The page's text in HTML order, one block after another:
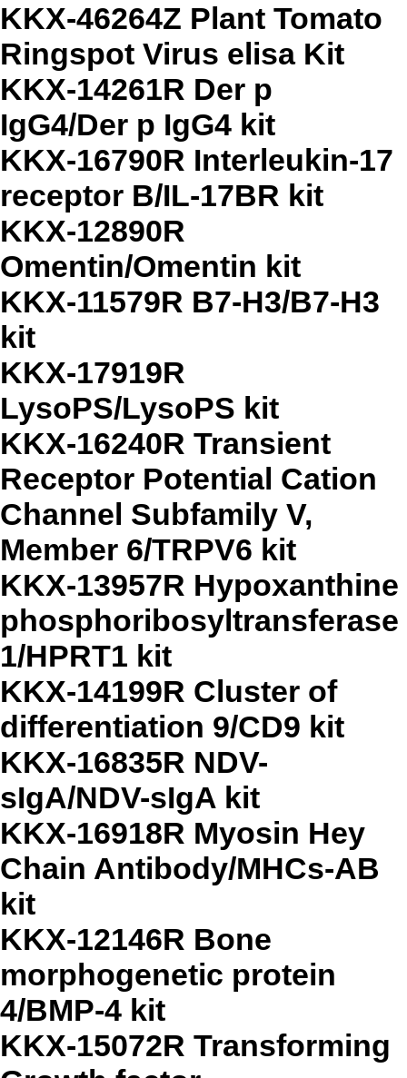
KKX-46264Z Plant Tomato
Ringspot Virus elisa Kit
KKX-14261R Der p
IgG4/Der p IgG4 kit
KKX-16790R Interleukin-17
receptor B/IL-17BR kit
KKX-12890R
Omentin/Omentin kit
KKX-11579R B7-H3/B7-H3
kit
KKX-17919R
LysoPS/LysoPS kit
KKX-16240R Transient
Receptor Potential Cation
Channel Subfamily V,
Member 6/TRPV6 kit
KKX-13957R Hypoxanthine
phosphoribosyltransferase
1/HPRT1 kit
KKX-14199R Cluster of
differentiation 9/CD9 kit
KKX-16835R NDV-
sIgA/NDV-sIgA kit
KKX-16918R Myosin Hey
Chain Antibody/MHCs-AB
kit
KKX-12146R Bone
morphogenetic protein
4/BMP-4 kit
KKX-15072R Transforming